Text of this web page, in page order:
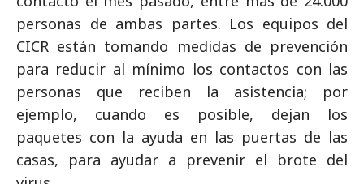
personas de ambas partes. Los equipos del
CICR están tomando medidas de prevención
para reducir al mínimo los contactos con las
personas que reciben la asistencia; por
ejemplo, cuando es posible, dejan los
paquetes con la ayuda en las puertas de las
casas, para ayudar a prevenir el brote del